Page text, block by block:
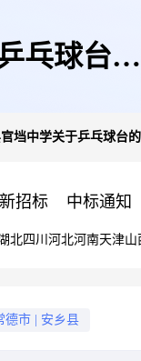
乓球台的
垱中学关于乒乓球台
招标 中标通知
北四川 河北河南天津山
德市 安乡县